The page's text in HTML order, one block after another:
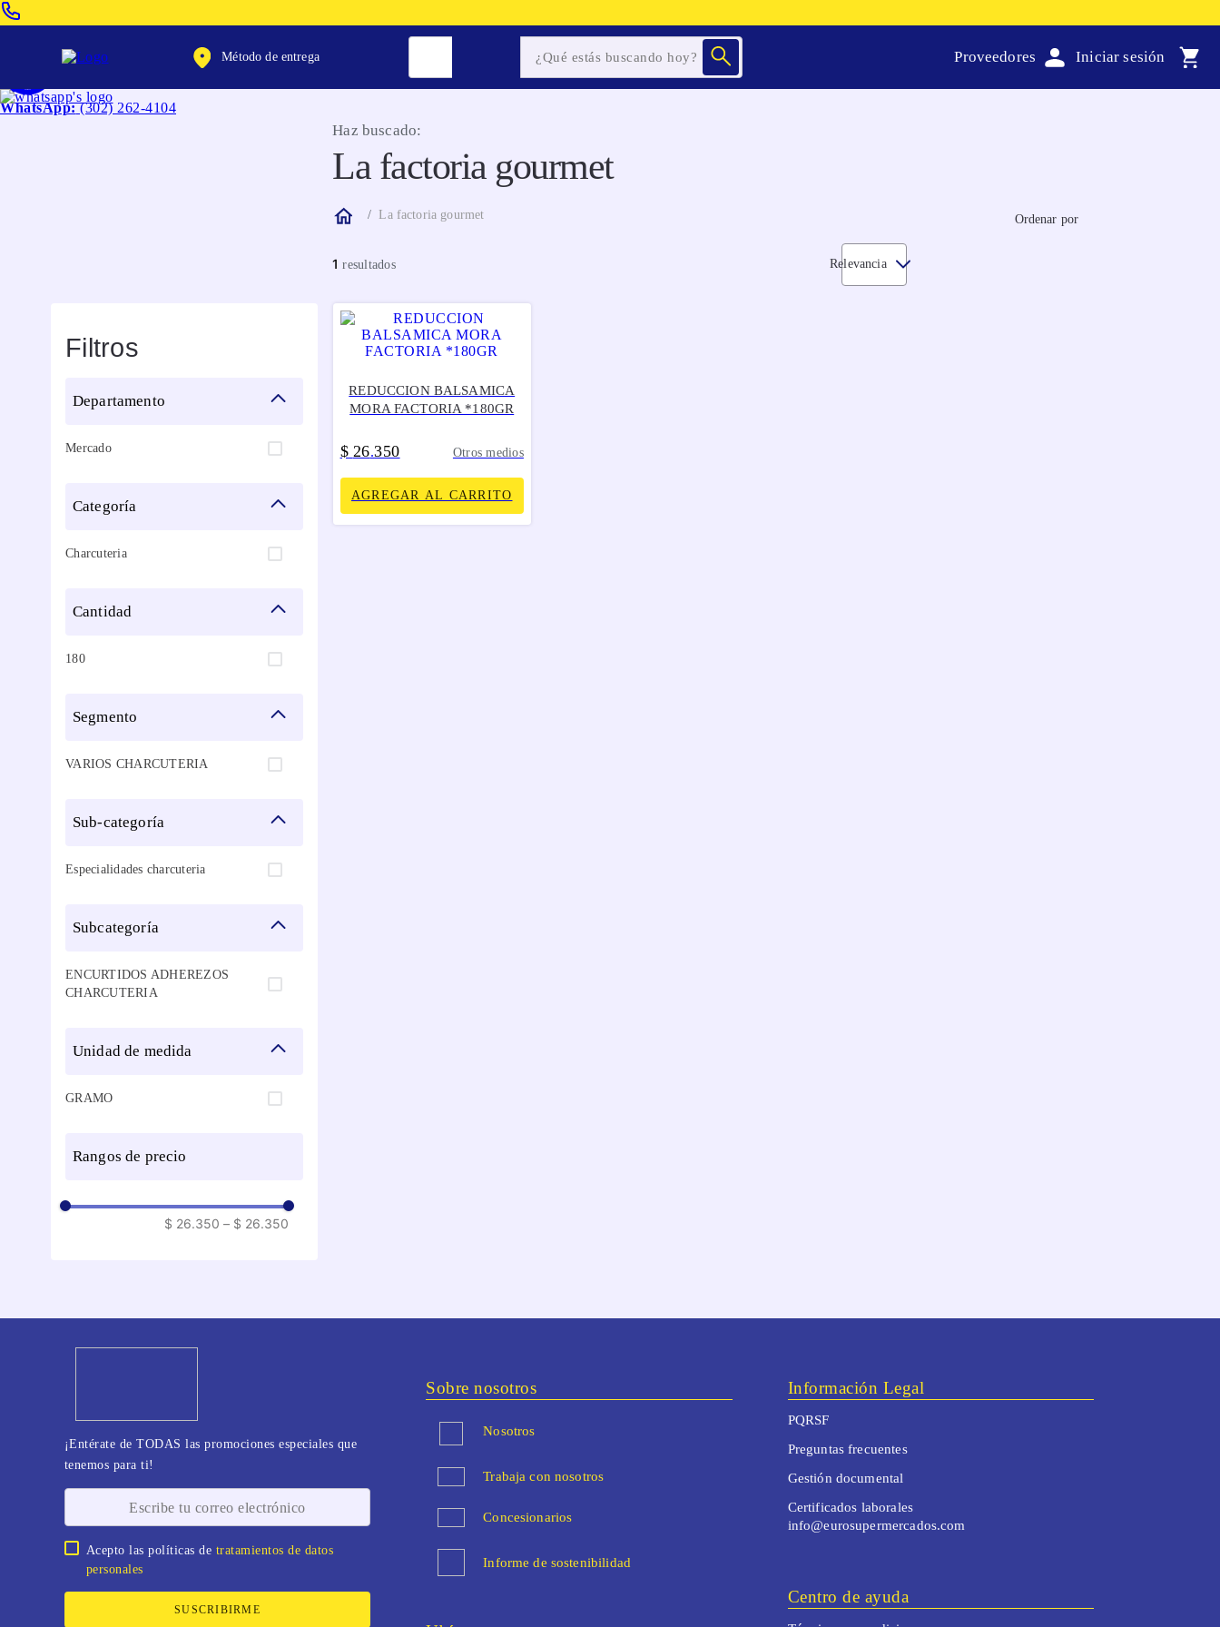
WhatsApp: (302) 262-4104
Método de entrega Proveedores
Haz buscado:
La factoria gourmet
La factoria gourmet Ordenar por
1 Relevancia
Filtros
departamento
Mercado
categoría
Charcuteria
cantidad
180
segmento
VARIOS CHARCUTERIA
sub-categoría
Especialidades charcuteria
subcategoría
ENCURTIDOS ADHEREZOS
CHARCUTERIA
unidad de medida
GRAMO
rangos de precio
$ 26.350 – $ 26.350
REDUCCION BALSAMICA
MORA FACTORIA *180GR
$ 26.350 Otros medios
AGREGAR AL CARRITO
¡Entérate de TODAS las promociones especiales que
tenemos para ti!
Acepto las políticas de tratamientos de datos
personales
SUSCRIBIRME
Sobre nosotros
Nosotros
Trabaja con nosotros
Concesionarios
Informe de sostenibilidad
Información Legal
PQRSF
Preguntas frecuentes
Gestión documental
Certificados laborales
info@eurosupermercados.com
Centro de ayuda